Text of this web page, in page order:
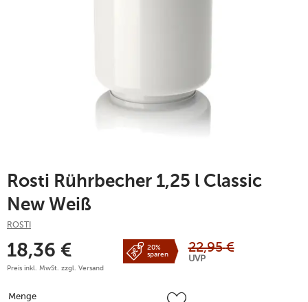
Rosti Rührbecher 1,25 l Classic
New Weiß
ROSTI
18,36 €
Preis inkl. MwSt. zzgl. Versand
20%
sparen
22,95 €
UVP
Menge
Menge